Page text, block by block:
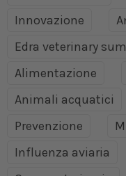
Innovazione
Edra veterinary
Alimentazione
Animali acquatici
Prevenzione
Influenza aviaria